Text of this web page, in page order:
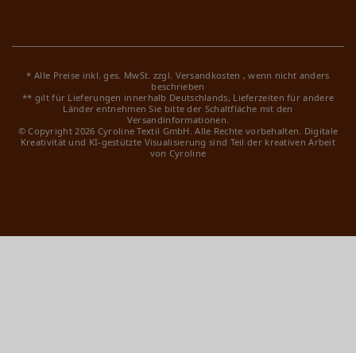
* Alle Preise inkl. ges. MwSt. zzgl. Versandkosten , wenn nicht anders
beschrieben
** gilt für Lieferungen innerhalb Deutschlands, Lieferzeiten für andere
Länder entnehmen Sie bitte der Schaltfläche mit den
Versandinformationen.
© Copyright 2026 Cyroline Textil GmbH. Alle Rechte vorbehalten. Digitale
Kreativität und KI-gestützte Visualisierung sind Teil der kreativen Arbeit
von Cyroline